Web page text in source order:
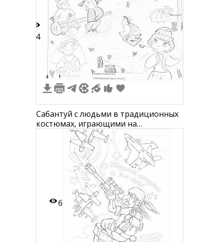
14
4 1
Сабантуй с людьми в традиционных
костюмах, играющими на
музыкальных инструментах, вышкой
с именами и женщиной, несущей
6